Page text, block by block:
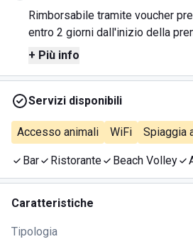
Rimborsabile tramite voucher
entro 2 giorni dall'inizio della
+ Più info
Servizi disponibili
Accesso animali WiFi Spiaggia
Bar Ristorante Beach Volley
Caratteristiche
Tipologia